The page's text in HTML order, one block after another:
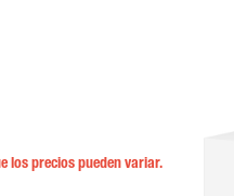
los precios pueden variar.